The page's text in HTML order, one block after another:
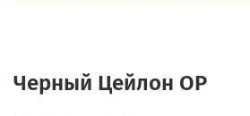
Черный Цейлон ОР